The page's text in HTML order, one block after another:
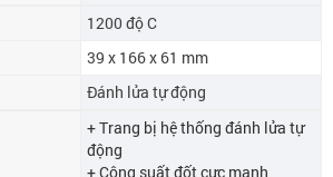
1200 độ C
39 x 166 x 61 mm
Đánh lửa tự động
+ Trang bị hệ thống đánh lửa tự
động
+ Công suất đốt cực mạnh